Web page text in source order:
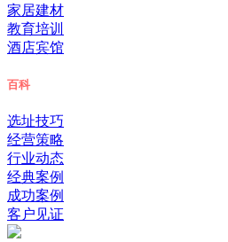
家居建材
教育培训
酒店宾馆
百科
选址技巧
经营策略
行业动态
经典案例
成功案例
客户见证